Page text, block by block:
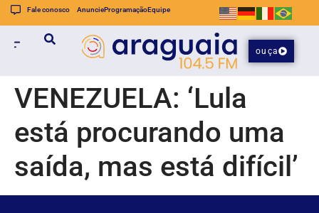
Fale conosco AnuncieProgramaçãoEquipe
ouça
VENEZUELA: ‘Lula
está procurando uma
saída, mas está difícil’